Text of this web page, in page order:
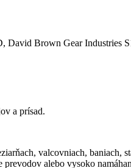
Brown Gear Industries
a prísad.
valcovniach, baniach,
alebo vysoko